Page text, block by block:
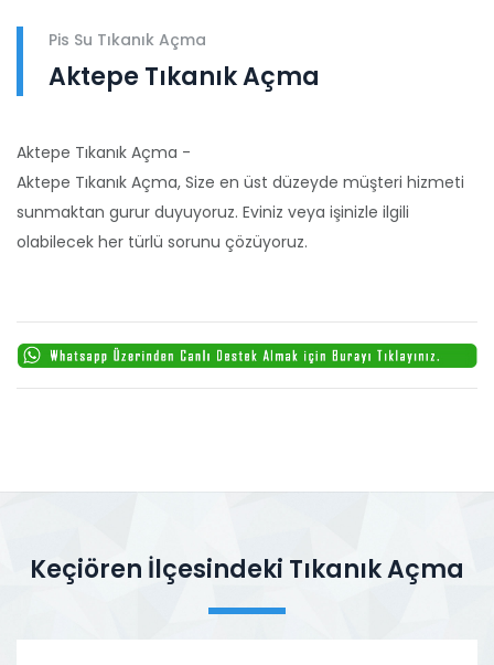
Pis Su Tıkanık Açma
Aktepe Tıkanık Açma
Aktepe Tıkanık Açma -
Aktepe Tıkanık Açma, Size en üst düzeyde müşteri hizmeti
sunmaktan gurur duyuyoruz. Eviniz veya işinizle ilgili
olabilecek her türlü sorunu çözüyoruz.
Keçiören İlçesindeki Tıkanık Açma